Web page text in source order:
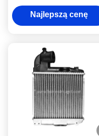
Isuzu NPR 600P 4BE1
4JB1T Silnik
Najlepszą cenę